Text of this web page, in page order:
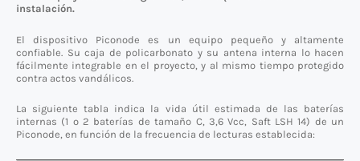
instalación.
El dispositivo Piconode es un equipo pequeño y altamente
confiable. Su caja de policarbonato y su antena interna lo hacen
fácilmente integrable en el proyecto, y al mismo tiempo protegido
contra actos vandálicos.
La siguiente tabla indica la vida útil estimada de las baterías
internas (1 o 2 baterías de tamaño C, 3,6 Vcc, Saft LSH 14) de un
Piconode, en función de la frecuencia de lecturas establecida: